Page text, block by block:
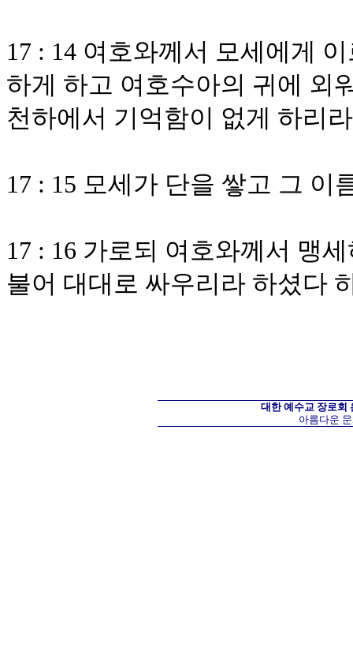
17 : 14 여호와께서 모세에게
하게 하고 여호수아의 귀에 외
천하에서 기억함이 없게 하리라
17 : 15 모세가 단을 쌓고 그 이
17 : 16 가로되 여호와께서 맹
불어 대대로 싸우리라 하셨다
대한 예수교 장로회
아름다운